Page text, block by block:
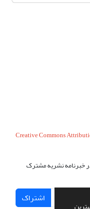
Creative Commons
خبرنامه نشریه مشترک
اشتراک